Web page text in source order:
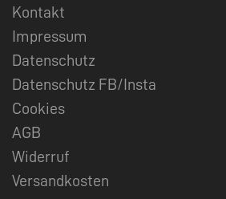
Kontakt
Impressum
Datenschutz
Datenschutz FB/Insta
Cookies
AGB
Widerruf
Versandkosten